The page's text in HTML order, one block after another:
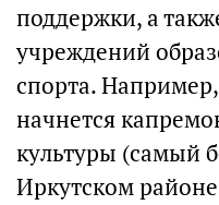
поддержки, а
учреждений
спорта.
начнется
культуры (самый
Иркутском